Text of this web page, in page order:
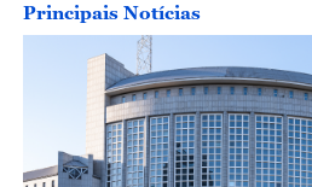
Principais Notícias